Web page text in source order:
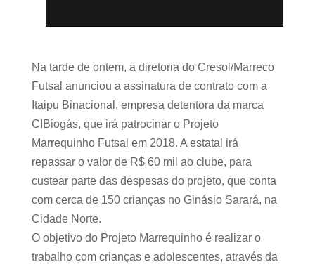
Na tarde de ontem, a diretoria do Cresol/Marreco
Futsal anunciou a assinatura de contrato com a
Itaipu Binacional, empresa detentora da marca
CIBiogás, que irá patrocinar o Projeto
Marrequinho Futsal em 2018. A estatal irá
repassar o valor de R$ 60 mil ao clube, para
custear parte das despesas do projeto, que conta
com cerca de 150 crianças no Ginásio Sarará, na
Cidade Norte.
O objetivo do Projeto Marrequinho é realizar o
trabalho com crianças e adolescentes, através da